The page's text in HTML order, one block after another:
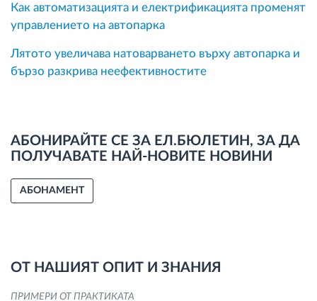
Как автоматизацията и електрификацията променят
управлението на автопарка
Лятото увеличава натоварването върху автопарка и
бързо разкрива неефективностите
АБОНИРАЙТЕ СЕ ЗА ЕЛ.БЮЛЕТИН, ЗА ДА
ПОЛУЧАВАТЕ НАЙ-НОВИТЕ НОВИНИ
АБОНАМЕНТ
ОТ НАШИЯТ ОПИТ И ЗНАНИЯ
ПРИМЕРИ ОТ ПРАКТИКАТА